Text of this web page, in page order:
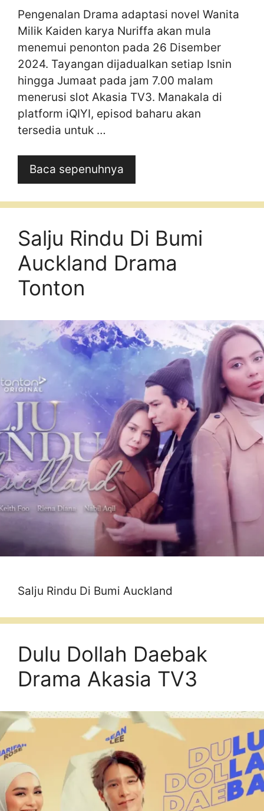
Pengenalan Drama adaptasi novel Wanita
Milik Kaiden karya Nuriffa akan mula
menemui penonton pada 26 Disember
2024. Tayangan dijadualkan setiap Isnin
hingga Jumaat pada jam 7.00 malam
menerusi slot Akasia TV3. Manakala di
platform iQIYI, episod baharu akan
tersedia untuk …
Baca sepenuhnya
Salju Rindu Di Bumi
Auckland Drama
Tonton
Salju Rindu Di Bumi Auckland
Dulu Dollah Daebak
Drama Akasia TV3